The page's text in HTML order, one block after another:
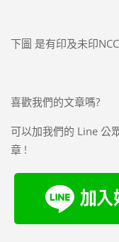
下圖 是有印及未印
喜歡我們的文章嗎?
可以加我們的 Line 公
章 !